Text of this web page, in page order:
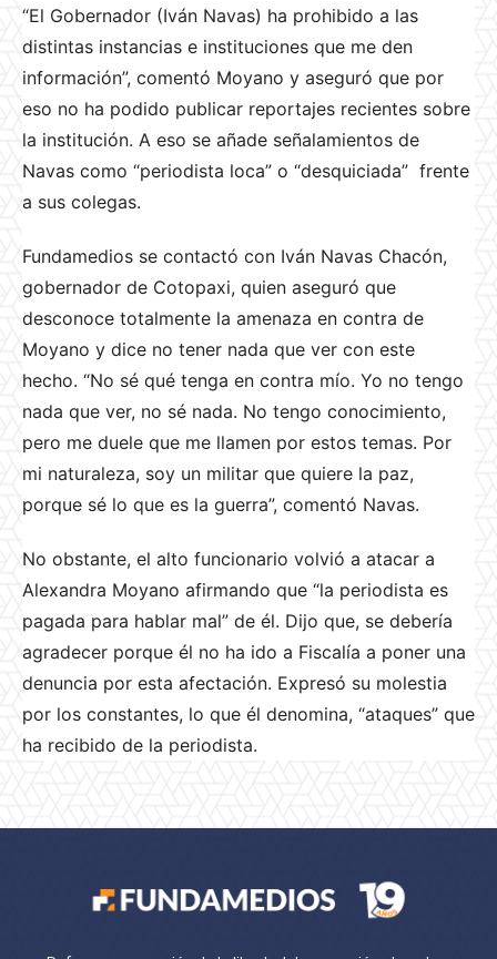
“El Gobernador (Iván Navas) ha prohibido a las
distintas instancias e instituciones que me den
información”, comentó Moyano y aseguró que por
eso no ha podido publicar reportajes recientes sobre
la institución. A eso se añade señalamientos de
Navas como “periodista loca” o “desquiciada” frente
a sus colegas.
Fundamedios se contactó con Iván Navas Chacón,
gobernador de Cotopaxi, quien aseguró que
desconoce totalmente la amenaza en contra de
Moyano y dice no tener nada que ver con este
hecho. “No sé qué tenga en contra mío. Yo no tengo
nada que ver, no sé nada. No tengo conocimiento,
pero me duele que me llamen por estos temas. Por
mi naturaleza, soy un militar que quiere la paz,
porque sé lo que es la guerra”, comentó Navas.
No obstante, el alto funcionario volvió a atacar a
Alexandra Moyano afirmando que “la periodista es
pagada para hablar mal” de él. Dijo que, se debería
agradecer porque él no ha ido a Fiscalía a poner una
denuncia por esta afectación. Expresó su molestia
por los constantes, lo que él denomina, “ataques” que
ha recibido de la periodista.